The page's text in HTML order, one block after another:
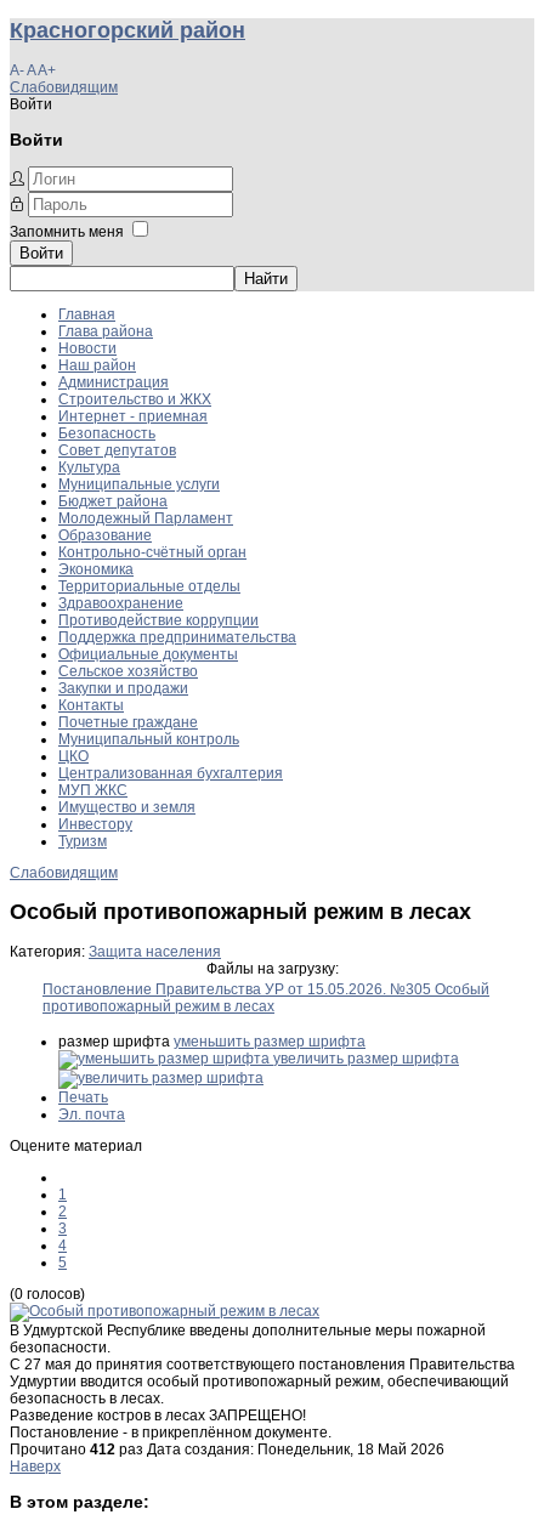
Красногорский район
A-AA+
Слабовидящим
Войти
Войти
Запомнить меня
Войти
Главная
Глава района
Новости
Наш район
Администрация
Строительство и ЖКХ
Интернет - приемная
Безопасность
Совет депутатов
Культура
Муниципальные услуги
Бюджет района
Молодежный Парламент
Образование
Контрольно-счётный орган
Экономика
Территориальные отделы
Здравоохранение
Противодействие коррупции
Поддержка предпринимательства
Официальные документы
Сельское хозяйство
Закупки и продажи
Контакты
Почетные граждане
Муниципальный контроль
ЦКО
Централизованная бухгалтерия
МУП ЖКС
Имущество и земля
Инвестору
Туризм
Слабовидящим
Особый противопожарный режим в лесах
Категория: Защита населения
Файлы на загрузку:
Постановление Правительства УР от 15.05.2026. №305 Особый
противопожарный режим в лесах
размер шрифта уменьшить размер шрифта
увеличить размер шрифта
Печать
Эл. почта
Оцените материал
1
2
3
4
5
(0 голосов)
В Удмуртской Республике введены дополнительные меры пожарной
безопасности.
С 27 мая до принятия соответствующего постановления Правительства
Удмуртии вводится особый противопожарный режим, обеспечивающий
безопасность в лесах.
Разведение костров в лесах ЗАПРЕЩЕНО!
Постановление - в прикреплённом документе.
Прочитано 412 раз Дата создания: Понедельник, 18 Май 2026
Наверх
В этом разделе: